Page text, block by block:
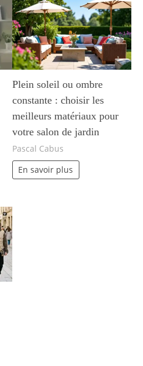
Plein soleil ou ombre
constante : choisir les
meilleurs matériaux pour
votre salon de jardin
Pascal Cabus
En savoir plus